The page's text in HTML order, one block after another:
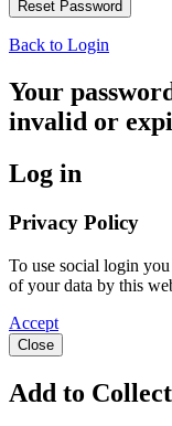
Back to Login
Your
invalid or
Log in
Privacy Policy
To use social login
of your data by this
Accept
Close
Add to